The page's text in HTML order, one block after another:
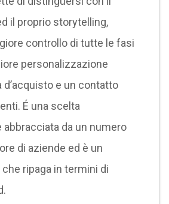
il proprio storytelling,
controllo di tutte le fasi
personalizzazione
d’acquisto e un contatto
É una scelta
da un numero
di aziende ed è un
ripaga in termini di